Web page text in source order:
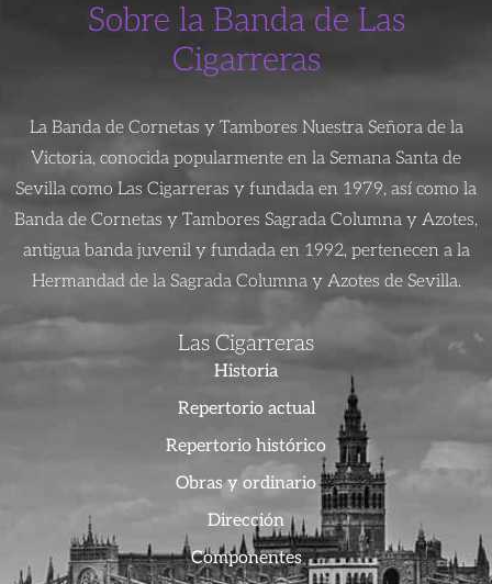
Sobre la Banda de Las
Cigarreras
La Banda de Cornetas y Tambores Nuestra Señora de la
Victoria, conocida popularmente en la Semana Santa de
Sevilla como Las Cigarreras y fundada en 1979, así como la
Banda de Cornetas y Tambores Sagrada Columna y Azotes,
antigua banda juvenil y fundada en 1992, pertenecen a la
Hermandad de la Sagrada Columna y Azotes de Sevilla.
Las Cigarreras
Historia
Repertorio actual
Repertorio histórico
Obras y ordinario
Dirección
Componentes